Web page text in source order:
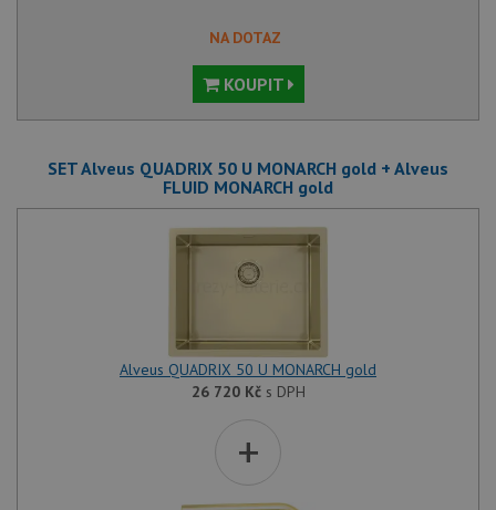
NA DOTAZ
KOUPIT
SET Alveus QUADRIX 50 U MONARCH gold + Alveus
FLUID MONARCH gold
Alveus QUADRIX 50 U MONARCH gold
26 720 Kčs DPH
+